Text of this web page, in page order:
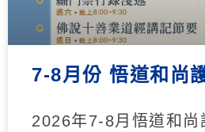
7-8月份 悟道和尚
2026年7-8月悟道和尚